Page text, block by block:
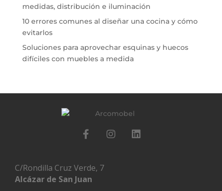
medidas, distribución e iluminación
10 errores comunes al diseñar una cocina y cómo
evitarlos
Soluciones para aprovechar esquinas y huecos
difíciles con muebles a medida
C/Rondilla Cruz Verde, 7
Alcázar de San Juan